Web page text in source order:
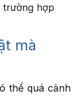
trường hợp
mà
thể quá cảnh